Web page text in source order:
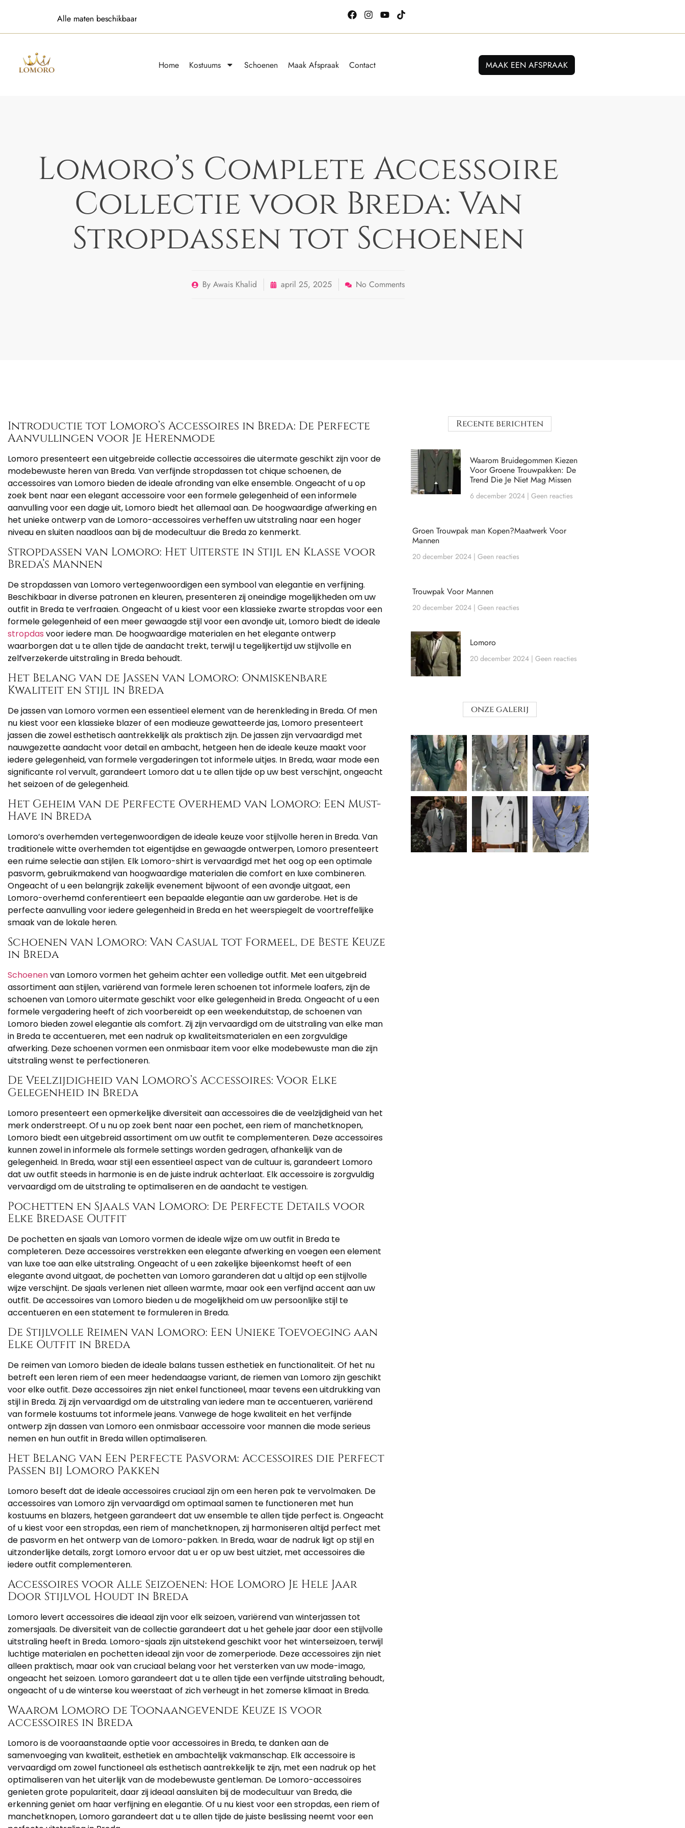
Alle maten beschikbaar
Home Kostuums Schoenen Maak Afspraak Contact MAAK EEN AFSPRAAK
Lomoro’s Complete Accessoire
Collectie voor Breda: Van
Stropdassen tot Schoenen
By Awais Khalid april 25, 2025 No Comments
Introductie tot Lomoro’s Accessoires in Breda: De Perfecte
Aanvullingen voor Je Herenmode
Lomoro presenteert een uitgebreide collectie accessoires die uitermate geschikt zijn voor de
modebewuste heren van Breda. Van verfijnde stropdassen tot chique schoenen, de
accessoires van Lomoro bieden de ideale afronding van elke ensemble. Ongeacht of u op
zoek bent naar een elegant accessoire voor een formele gelegenheid of een informele
aanvulling voor een dagje uit, Lomoro biedt het allemaal aan. De hoogwaardige afwerking en
het unieke ontwerp van de Lomoro-accessoires verheffen uw uitstraling naar een hoger
niveau en sluiten naadloos aan bij de modecultuur die Breda zo kenmerkt.
Stropdassen van Lomoro: Het Uiterste in Stijl en Klasse voor
Breda’s Mannen
De stropdassen van Lomoro vertegenwoordigen een symbool van elegantie en verfijning.
Beschikbaar in diverse patronen en kleuren, presenteren zij oneindige mogelijkheden om uw
outfit in Breda te verfraaien. Ongeacht of u kiest voor een klassieke zwarte stropdas voor een
formele gelegenheid of een meer gewaagde stijl voor een avondje uit, Lomoro biedt de ideale
stropdas voor iedere man. De hoogwaardige materialen en het elegante ontwerp
waarborgen dat u te allen tijde de aandacht trekt, terwijl u tegelijkertijd uw stijlvolle en
zelfverzekerde uitstraling in Breda behoudt.
Het Belang van de Jassen van Lomoro: Onmiskenbare
Kwaliteit en Stijl in Breda
De jassen van Lomoro vormen een essentieel element van de herenkleding in Breda. Of men
nu kiest voor een klassieke blazer of een modieuze gewatteerde jas, Lomoro presenteert
jassen die zowel esthetisch aantrekkelijk als praktisch zijn. De jassen zijn vervaardigd met
nauwgezette aandacht voor detail en ambacht, hetgeen hen de ideale keuze maakt voor
iedere gelegenheid, van formele vergaderingen tot informele uitjes. In Breda, waar mode een
significante rol vervult, garandeert Lomoro dat u te allen tijde op uw best verschijnt, ongeacht
het seizoen of de gelegenheid.
Het Geheim van de Perfecte Overhemd van Lomoro: Een Must-
Have in Breda
Lomoro’s overhemden vertegenwoordigen de ideale keuze voor stijlvolle heren in Breda. Van
traditionele witte overhemden tot eigentijdse en gewaagde ontwerpen, Lomoro presenteert
een ruime selectie aan stijlen. Elk Lomoro-shirt is vervaardigd met het oog op een optimale
pasvorm, gebruikmakend van hoogwaardige materialen die comfort en luxe combineren.
Ongeacht of u een belangrijk zakelijk evenement bijwoont of een avondje uitgaat, een
Lomoro-overhemd conferentieert een bepaalde elegantie aan uw garderobe. Het is de
perfecte aanvulling voor iedere gelegenheid in Breda en het weerspiegelt de voortreffelijke
smaak van de lokale heren.
Schoenen van Lomoro: Van Casual tot Formeel, de Beste Keuze
in Breda
Schoenenvan Lomoro vormen het geheim achter een volledige outfit. Met een uitgebreid
assortiment aan stijlen, variërend van formele leren schoenen tot informele loafers, zijn de
schoenen van Lomoro uitermate geschikt voor elke gelegenheid in Breda. Ongeacht of u een
formele vergadering heeft of zich voorbereidt op een weekenduitstap, de schoenen van
Lomoro bieden zowel elegantie als comfort. Zij zijn vervaardigd om de uitstraling van elke man
in Breda te accentueren, met een nadruk op kwaliteitsmaterialen en een zorgvuldige
afwerking. Deze schoenen vormen een onmisbaar item voor elke modebewuste man die zijn
uitstraling wenst te perfectioneren.
De Veelzijdigheid van Lomoro’s Accessoires: Voor Elke
Gelegenheid in Breda
Lomoro presenteert een opmerkelijke diversiteit aan accessoires die de veelzijdigheid van het
merk onderstreept. Of u nu op zoek bent naar een pochet, een riem of manchetknopen,
Lomoro biedt een uitgebreid assortiment om uw outfit te complementeren. Deze accessoires
kunnen zowel in informele als formele settings worden gedragen, afhankelijk van de
gelegenheid. In Breda, waar stijl een essentieel aspect van de cultuur is, garandeert Lomoro
dat uw outfit steeds in harmonie is en de juiste indruk achterlaat. Elk accessoire is zorgvuldig
vervaardigd om de uitstraling te optimaliseren en de aandacht te vestigen.
Pochetten en Sjaals van Lomoro: De Perfecte Details voor
Elke Bredase Outfit
De pochetten en sjaals van Lomoro vormen de ideale wijze om uw outfit in Breda te
completeren. Deze accessoires verstrekken een elegante afwerking en voegen een element
van luxe toe aan elke uitstraling. Ongeacht of u een zakelijke bijeenkomst heeft of een
elegante avond uitgaat, de pochetten van Lomoro garanderen dat u altijd op een stijlvolle
wijze verschijnt. De sjaals verlenen niet alleen warmte, maar ook een verfijnd accent aan uw
outfit. De accessoires van Lomoro bieden u de mogelijkheid om uw persoonlijke stijl te
accentueren en een statement te formuleren in Breda.
De Stijlvolle Reimen van Lomoro: Een Unieke Toevoeging aan
Elke Outfit in Breda
De reimen van Lomoro bieden de ideale balans tussen esthetiek en functionaliteit. Of het nu
betreft een leren riem of een meer hedendaagse variant, de riemen van Lomoro zijn geschikt
voor elke outfit. Deze accessoires zijn niet enkel functioneel, maar tevens een uitdrukking van
stijl in Breda. Zij zijn vervaardigd om de uitstraling van iedere man te accentueren, variërend
van formele kostuums tot informele jeans. Vanwege de hoge kwaliteit en het verfijnde
ontwerp zijn dassen van Lomoro een onmisbaar accessoire voor mannen die mode serieus
nemen en hun outfit in Breda willen optimaliseren.
Het Belang van Een Perfecte Pasvorm: Accessoires die Perfect
Passen bij Lomoro Pakken
Lomoro beseft dat de ideale accessoires cruciaal zijn om een heren pak te vervolmaken. De
accessoires van Lomoro zijn vervaardigd om optimaal samen te functioneren met hun
kostuums en blazers, hetgeen garandeert dat uw ensemble te allen tijde perfect is. Ongeacht
of u kiest voor een stropdas, een riem of manchetknopen, zij harmoniseren altijd perfect met
de pasvorm en het ontwerp van de Lomoro-pakken. In Breda, waar de nadruk ligt op stijl en
uitzonderlijke details, zorgt Lomoro ervoor dat u er op uw best uitziet, met accessoires die
iedere outfit complementeren.
Accessoires voor Alle Seizoenen: Hoe Lomoro Je Hele Jaar
Door Stijlvol Houdt in Breda
Lomoro levert accessoires die ideaal zijn voor elk seizoen, variërend van winterjassen tot
zomersjaals. De diversiteit van de collectie garandeert dat u het gehele jaar door een stijlvolle
uitstraling heeft in Breda. Lomoro-sjaals zijn uitstekend geschikt voor het winterseizoen, terwijl
luchtige materialen en pochetten ideaal zijn voor de zomerperiode. Deze accessoires zijn niet
alleen praktisch, maar ook van cruciaal belang voor het versterken van uw mode-imago,
ongeacht het seizoen. Lomoro garandeert dat u te allen tijde een verfijnde uitstraling behoudt,
ongeacht of u de winterse kou weerstaat of zich verheugt in het zomerse klimaat in Breda.
Waarom Lomoro de Toonaangevende Keuze is voor
accessoires in Breda
Lomoro is de vooraanstaande optie voor accessoires in Breda, te danken aan de
samenvoeging van kwaliteit, esthetiek en ambachtelijk vakmanschap. Elk accessoire is
vervaardigd om zowel functioneel als esthetisch aantrekkelijk te zijn, met een nadruk op het
optimaliseren van het uiterlijk van de modebewuste gentleman. De Lomoro-accessoires
genieten grote populariteit, daar zij ideaal aansluiten bij de modecultuur van Breda, die
erkenning geniet om haar verfijning en elegantie. Of u nu kiest voor een stropdas, een riem of
manchetknopen, Lomoro garandeert dat u te allen tijde de juiste beslissing neemt voor een
Recente berichten
Waarom Bruidegommen Kiezen
Voor Groene Trouwpakken: De
Trend Die Je Niet Mag Missen
6 december 2024 Geen reacties
Groen Trouwpak man Kopen?Maatwerk Voor
Mannen
20 december 2024 Geen reacties
Trouwpak Voor Mannen
20 december 2024 Geen reacties
Lomoro
20 december 2024 Geen reacties
onze galerij